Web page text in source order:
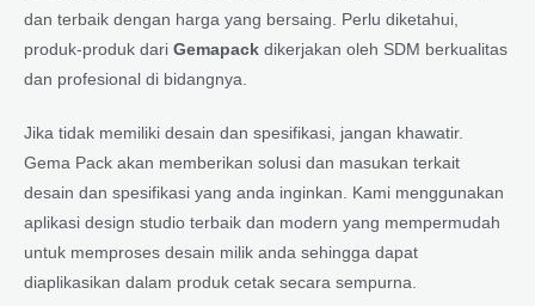
dan terbaik dengan harga yang bersaing. Perlu diketahui,
produk-produk dari Gemapack dikerjakan oleh SDM berkualitas
dan profesional di bidangnya.
Jika tidak memiliki desain dan spesifikasi, jangan khawatir.
Gema Pack akan memberikan solusi dan masukan terkait
desain dan spesifikasi yang anda inginkan. Kami menggunakan
aplikasi design studio terbaik dan modern yang mempermudah
untuk memproses desain milik anda sehingga dapat
diaplikasikan dalam produk cetak secara sempurna.